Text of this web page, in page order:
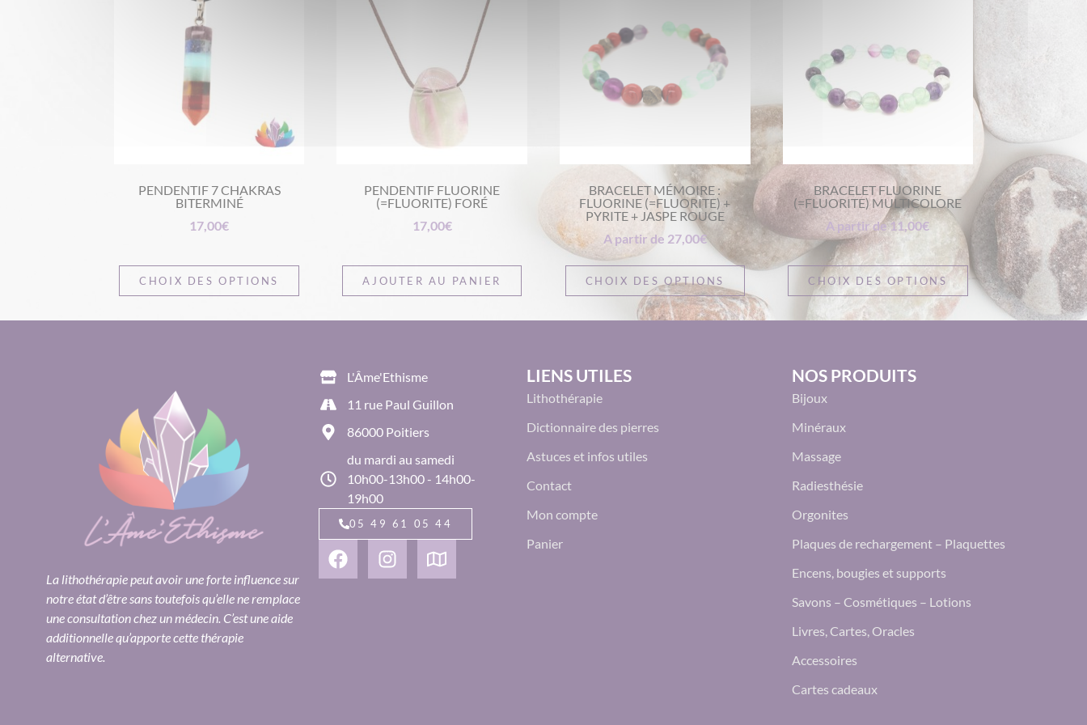
PENDENTIF 7 CHAKRAS
BITERMINÉ
17,00€
CHOIX DES OPTIONS
PENDENTIF FLUORINE
(=FLUORITE) FORÉ
17,00€
AJOUTER AU PANIER
BRACELET MÉMOIRE :
FLUORINE (=FLUORITE) +
PYRITE + JASPE ROUGE
A partir de 27,00€
CHOIX DES OPTIONS
BRACELET FLUORINE
(=FLUORITE) MULTICOLORE
A partir de11,00€
CHOIX DES OPTIONS
La lithothérapie peut avoir une forte influence sur
notre état d’être sans toutefois qu’elle ne remplace
une consultation chez un médecin. C’est une aide
additionnelle qu’apporte cette thérapie
alternative.
L'Âme'Ethisme
11 rue Paul Guillon
86000 Poitiers
du mardi au samedi
10h00-13h00 - 14h00-
19h00
05 49 61 05 44
LIENS UTILES
Lithothérapie
Dictionnaire des pierres
Astuces et infos utiles
Contact
Mon compte
Panier
NOS PRODUITS
Bijoux
Minéraux
Massage
Radiesthésie
Orgonites
Plaques de rechargement – Plaquettes
Encens, bougies et supports
Savons – Cosmétiques – Lotions
Livres, Cartes, Oracles
Accessoires
Cartes cadeaux